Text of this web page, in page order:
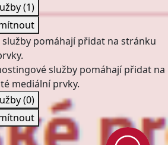
(1)
pomáhají přidat na stránku
služby pomáhají přidat na
mediální prvky.
(0)